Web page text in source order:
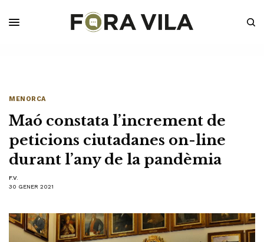
MENORCA
Maó constata l’increment de
peticions ciutadanes on-line
durant l’any de la pandèmia
F.V.
30 GENER 2021